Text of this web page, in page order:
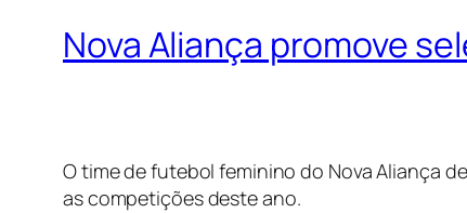
Nova Aliança promove
O time de futebol feminino do Nova Aliança
as competições deste ano.